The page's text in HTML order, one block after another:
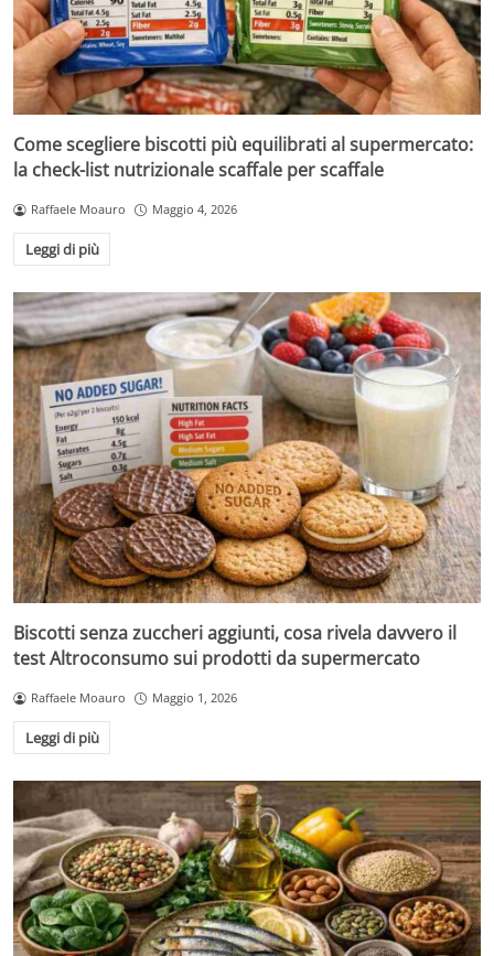
Come scegliere biscotti più equilibrati al supermercato:
la check-list nutrizionale scaffale per scaffale
Raffaele Moauro Maggio 4, 2026
Leggi di più
Biscotti senza zuccheri aggiunti, cosa rivela davvero il
test Altroconsumo sui prodotti da supermercato
Raffaele Moauro Maggio 1, 2026
Leggi di più